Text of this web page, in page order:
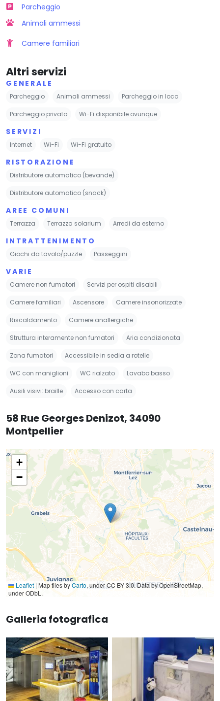
Parcheggio
Animali ammessi
Camere familiari
Altri servizi
GENERALE
Parcheggio Animali ammessi Parcheggio in loco
Parcheggio privato Wi-Fi disponibile ovunque
SERVIZI
Internet Wi-Fi Wi-Fi gratuito
RISTORAZIONE
Distributore automatico (bevande)
Distributore automatico (snack)
AREE COMUNI
Terrazza Terrazza solarium Arredi da esterno
INTRATTENIMENTO
Giochi da tavolo/puzzle Passeggini
VARIE
Camere non fumatori Servizi per ospiti disabili
Camere familiari Ascensore Camere insonorizzate
Riscaldamento Camere anallergiche
Struttura interamente non fumatori Aria condizionata
Zona fumatori Accessibile in sedia a rotelle
WC con maniglioni WC rialzato Lavabo basso
Ausili visivi: braille Accesso con carta
58 Rue Georges Denizot, 34090
Montpellier
+
−
Leaflet | Map tiles byCarto, under CC BY 3.0. Data by OpenStreetMap,
under ODbL.
Galleria fotografica